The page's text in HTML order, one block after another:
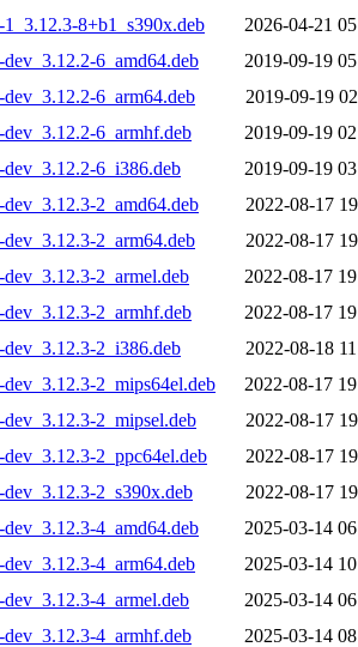
8+b1_s390x.deb
2026-04-21
6_amd64.deb
2019-09-19
6_arm64.deb
2019-09-19
6_armhf.deb
2019-09-19
6_i386.deb
2019-09-19
2_amd64.deb
2022-08-17
2_arm64.deb
2022-08-17
2_armel.deb
2022-08-17
2_armhf.deb
2022-08-17
2_i386.deb
2022-08-18
2_mips64el.deb
2022-08-17
2_mipsel.deb
2022-08-17
2_ppc64el.deb
2022-08-17
2_s390x.deb
2022-08-17
4_amd64.deb
2025-03-14
4_arm64.deb
2025-03-14
4_armel.deb
2025-03-14
4_armhf.deb
2025-03-14